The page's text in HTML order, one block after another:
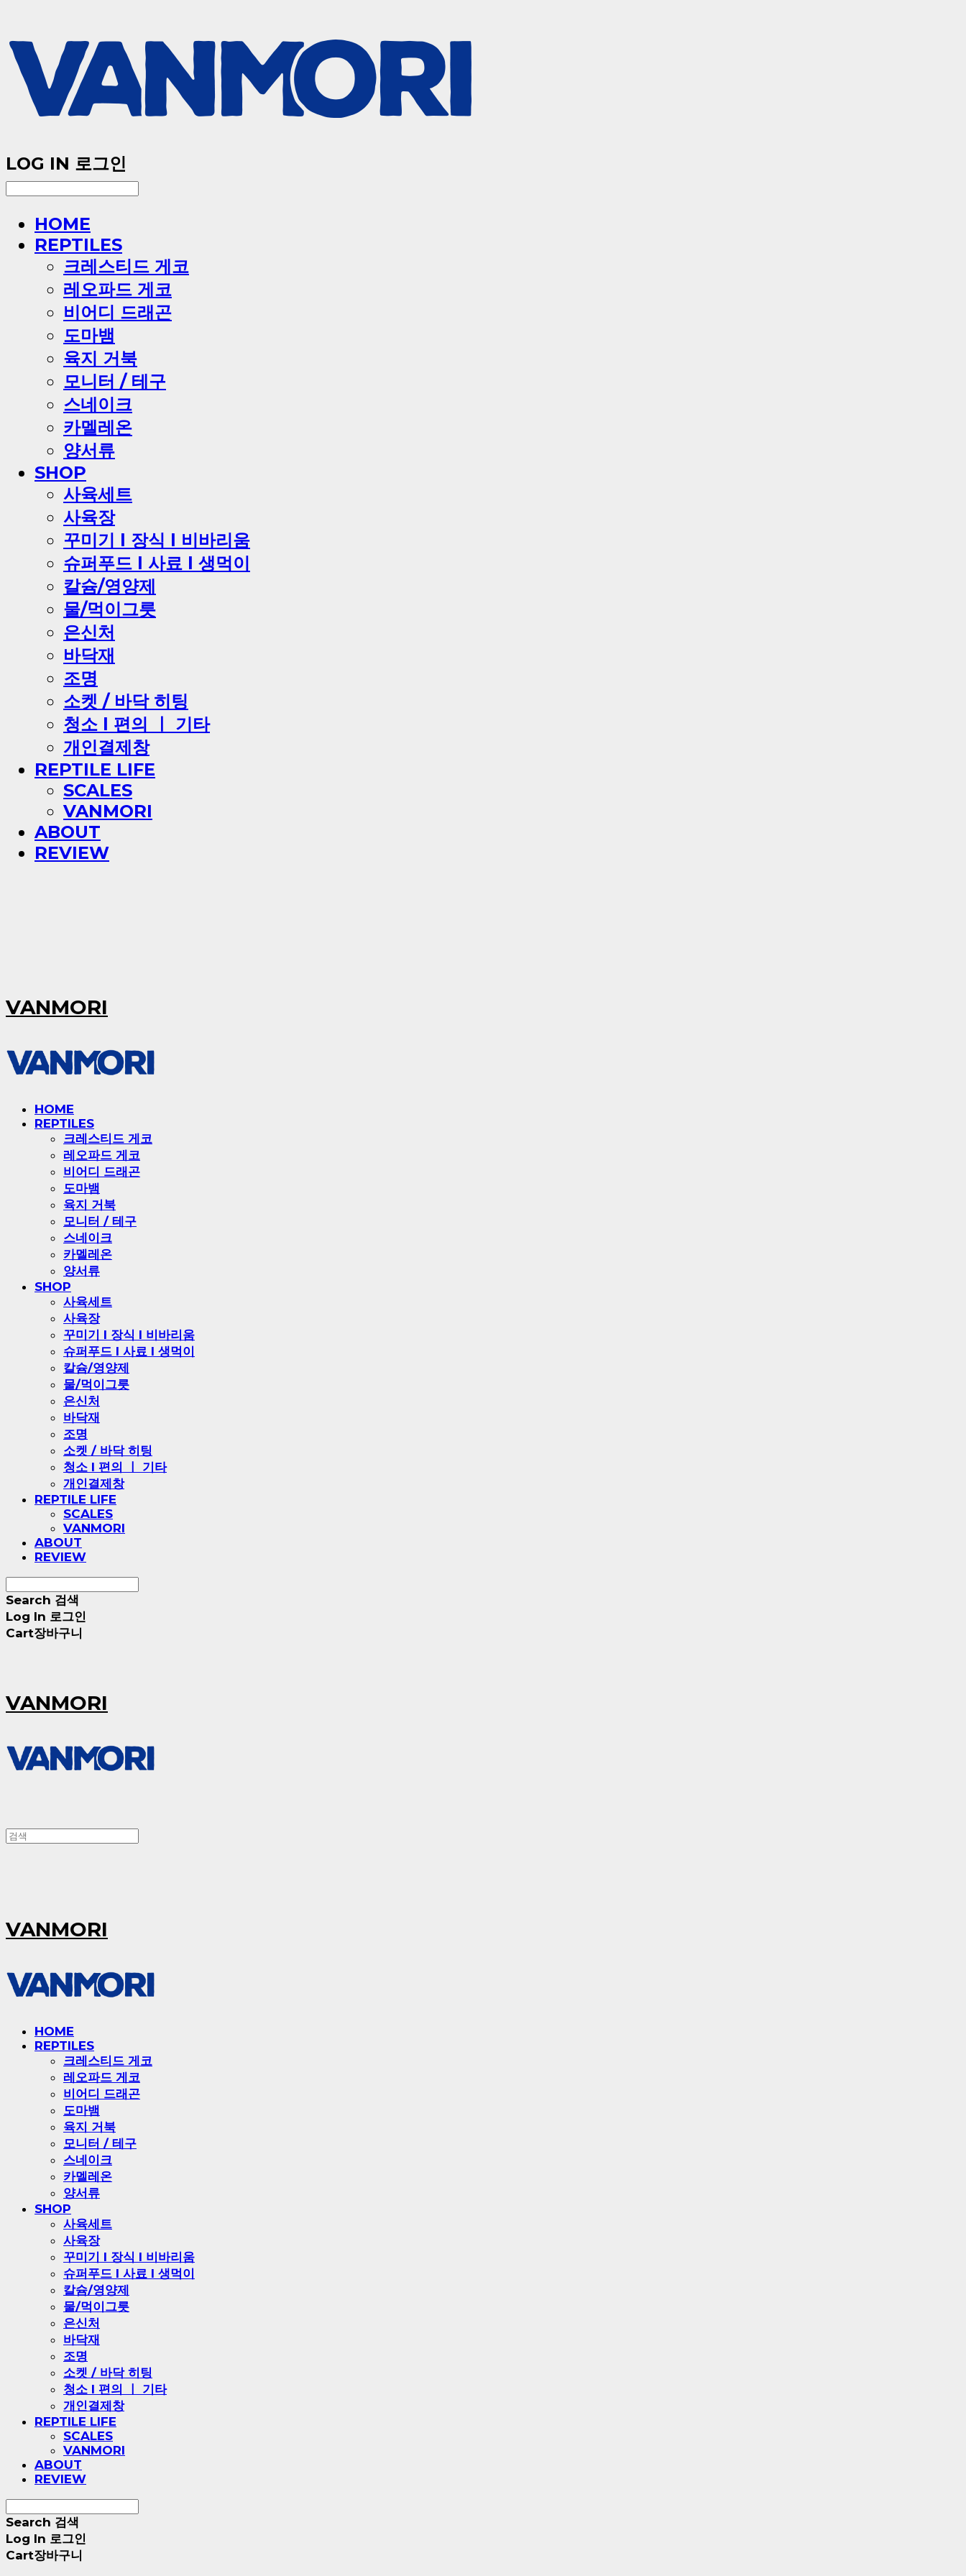
LOG IN 로그인
HOME
REPTILES
크레스티드 게코
레오파드 게코
비어디 드래곤
도마뱀
육지 거북
모니터 / 테구
스네이크
카멜레온
양서류
SHOP
사육세트
사육장
꾸미기 l 장식 l 비바리움
슈퍼푸드 l 사료 l 생먹이
칼슘/영양제
물/먹이그릇
은신처
바닥재
조명
소켓 / 바닥 히팅
청소 l 편의 ㅣ 기타
개인결제창
REPTILE LIFE
SCALES
VANMORI
ABOUT
REVIEW
VANMORI
HOME
REPTILES
크레스티드 게코
레오파드 게코
비어디 드래곤
도마뱀
육지 거북
모니터 / 테구
스네이크
카멜레온
양서류
SHOP
사육세트
사육장
꾸미기 l 장식 l 비바리움
슈퍼푸드 l 사료 l 생먹이
칼슘/영양제
물/먹이그릇
은신처
바닥재
조명
소켓 / 바닥 히팅
청소 l 편의 ㅣ 기타
개인결제창
REPTILE LIFE
SCALES
VANMORI
ABOUT
REVIEW
Search 검색
Log In 로그인
Cart장바구니
VANMORI
VANMORI
HOME
REPTILES
크레스티드 게코
레오파드 게코
비어디 드래곤
도마뱀
육지 거북
모니터 / 테구
스네이크
카멜레온
양서류
SHOP
사육세트
사육장
꾸미기 l 장식 l 비바리움
슈퍼푸드 l 사료 l 생먹이
칼슘/영양제
물/먹이그릇
은신처
바닥재
조명
소켓 / 바닥 히팅
청소 l 편의 ㅣ 기타
개인결제창
REPTILE LIFE
SCALES
VANMORI
ABOUT
REVIEW
Search 검색
Log In 로그인
Cart장바구니